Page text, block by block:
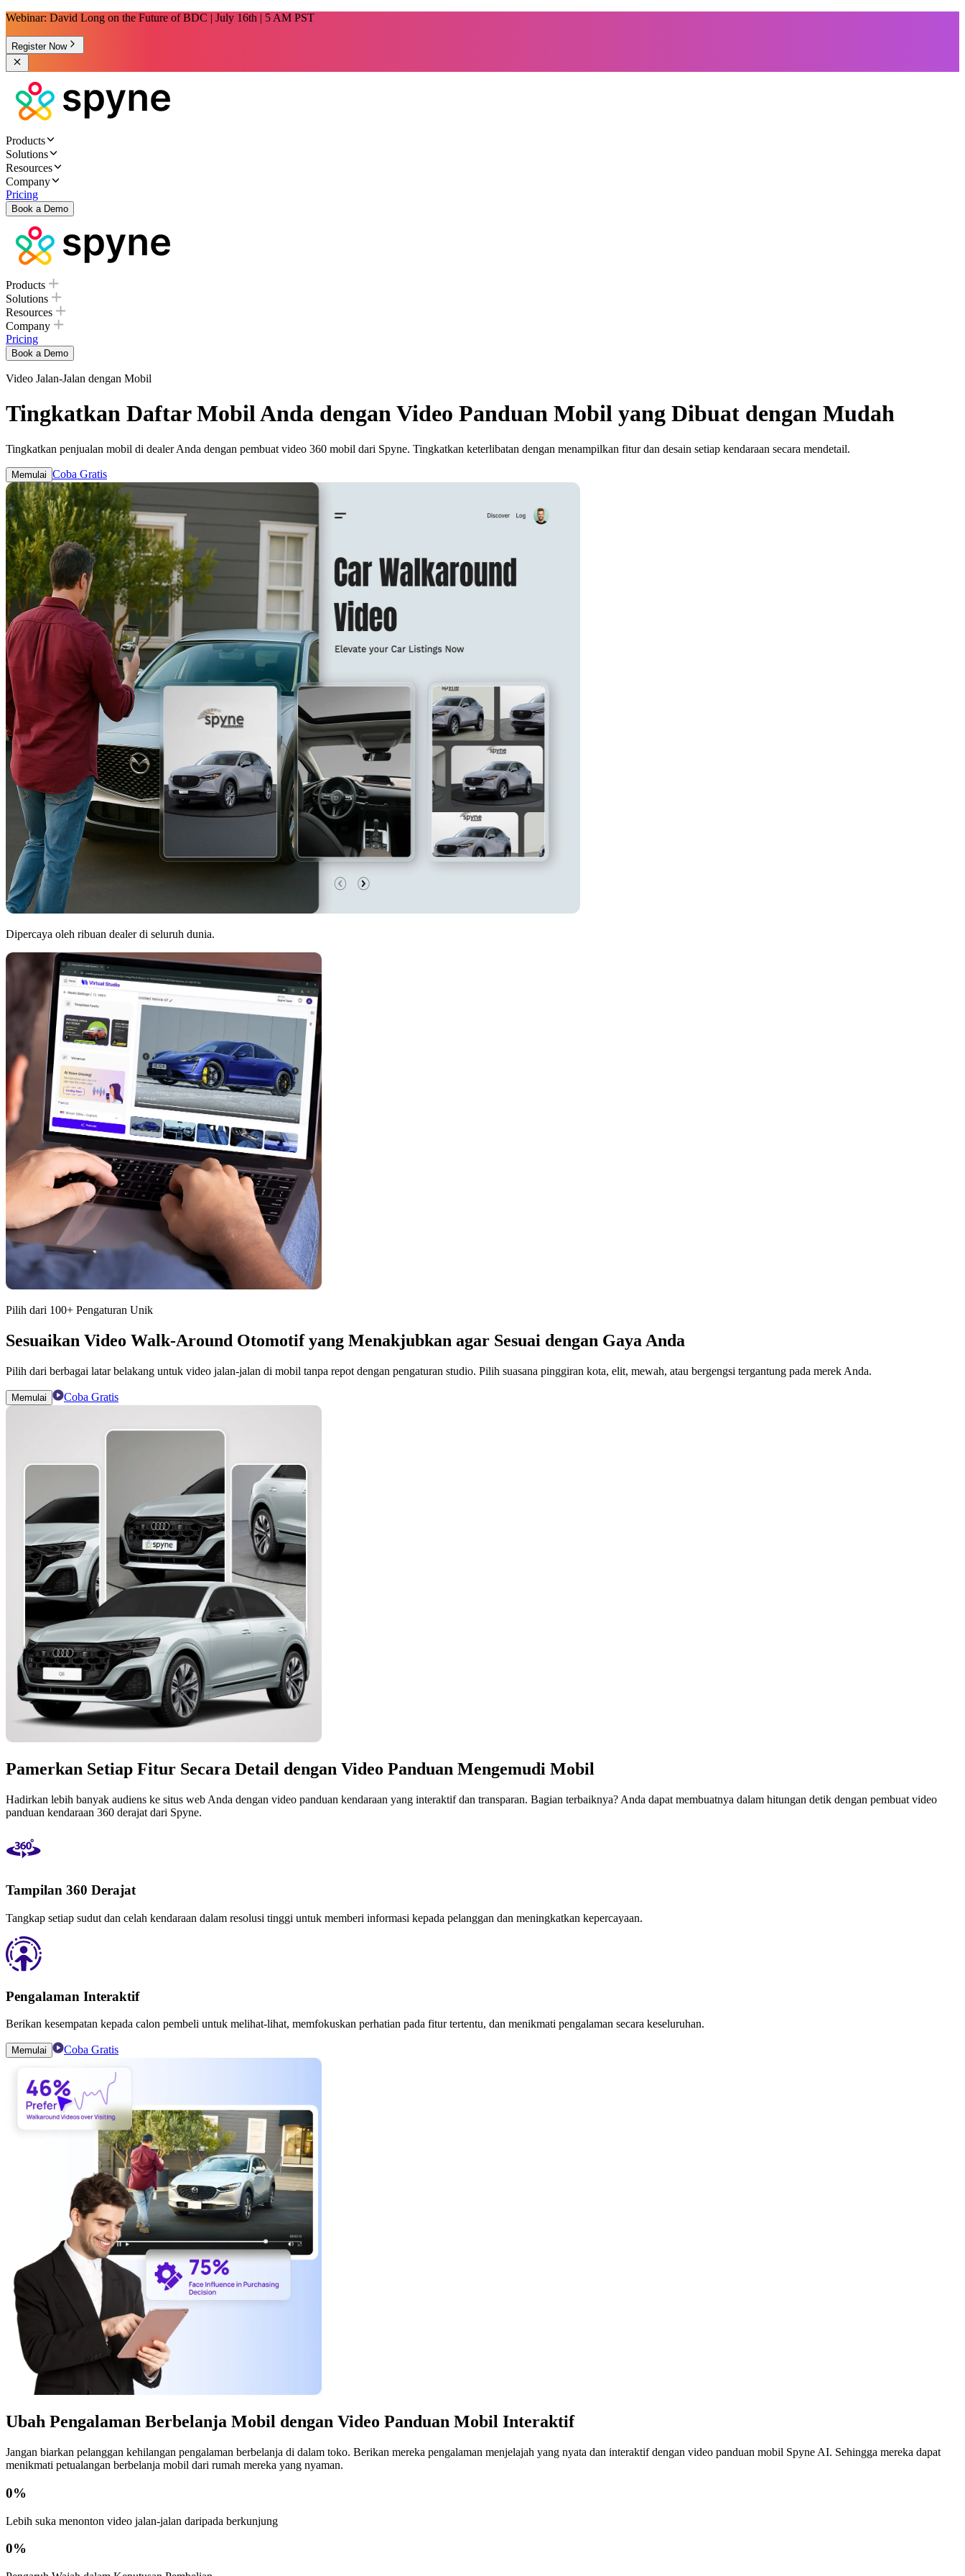
Webinar: David Long on the Future of BDC | July 16th | 5 AM PST
Register Now
Products
Solutions
Resources
Company
Pricing
Book a Demo
Products
Solutions
Resources
Company
Pricing
Book a Demo
Video Jalan-Jalan dengan Mobil
Tingkatkan Daftar Mobil Anda dengan Video Panduan Mobil yang Dibuat dengan Mudah
Tingkatkan penjualan mobil di dealer Anda dengan pembuat video 360 mobil dari Spyne. Tingkatkan keterlibatan dengan menampilkan fitur dan desain setiap kendaraan secara mendetail.
Memulai Coba Gratis
Dipercaya oleh ribuan dealer di seluruh dunia.
Pilih dari 100+ Pengaturan Unik
Sesuaikan Video Walk-Around Otomotif yang Menakjubkan agar Sesuai dengan Gaya Anda
Pilih dari berbagai latar belakang untuk video jalan-jalan di mobil tanpa repot dengan pengaturan studio. Pilih suasana pinggiran kota, elit, mewah, atau bergengsi tergantung pada merek Anda.
Memulai Coba Gratis
Pamerkan Setiap Fitur Secara Detail dengan Video Panduan Mengemudi Mobil
Hadirkan lebih banyak audiens ke situs web Anda dengan video panduan kendaraan yang interaktif dan transparan. Bagian terbaiknya? Anda dapat membuatnya dalam hitungan detik dengan pembuat video
panduan kendaraan 360 derajat dari Spyne.
Tampilan 360 Derajat
Tangkap setiap sudut dan celah kendaraan dalam resolusi tinggi untuk memberi informasi kepada pelanggan dan meningkatkan kepercayaan.
Pengalaman Interaktif
Berikan kesempatan kepada calon pembeli untuk melihat-lihat, memfokuskan perhatian pada fitur tertentu, dan menikmati pengalaman secara keseluruhan.
Memulai Coba Gratis
Ubah Pengalaman Berbelanja Mobil dengan Video Panduan Mobil Interaktif
Jangan biarkan pelanggan kehilangan pengalaman berbelanja di dalam toko. Berikan mereka pengalaman menjelajah yang nyata dan interaktif dengan video panduan mobil Spyne AI. Sehingga mereka dapat
menikmati petualangan berbelanja mobil dari rumah mereka yang nyaman.
0%
Lebih suka menonton video jalan-jalan daripada berkunjung
0%